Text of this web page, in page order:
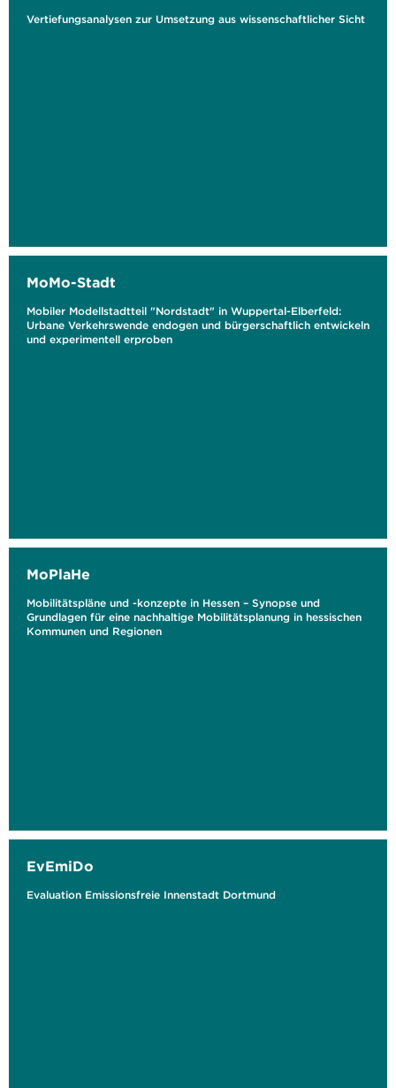
Vertiefungsanalysen zur Umsetzung aus wissenschaftlicher Sicht
MoMo-Stadt
Mobiler Modellstadtteil "Nordstadt" in Wuppertal-Elberfeld:
Urbane Verkehrswende endogen und bürgerschaftlich entwickeln
und experimentell erproben
MoPlaHe
Mobilitätspläne und -konzepte in Hessen – Synopse und
Grundlagen für eine nachhaltige Mobilitätsplanung in hessischen
Kommunen und Regionen
EvEmiDo
Evaluation Emissionsfreie Innenstadt Dortmund